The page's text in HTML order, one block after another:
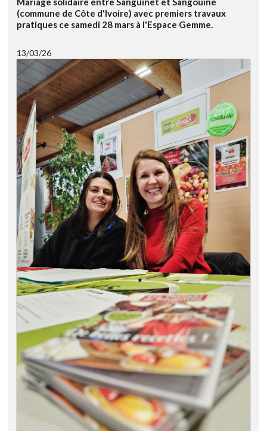
(commune de Côte d'Ivoire) avec premiers travaux
pratiques ce samedi 28 mars à l'Espace Gemme.
13/03/26